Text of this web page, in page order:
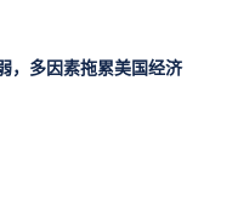
，多因素拖累美国经济